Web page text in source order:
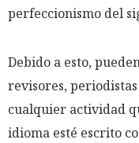
perfeccionismo del
Debido a esto,
revisores,
cualquier actividad
idioma esté escrito